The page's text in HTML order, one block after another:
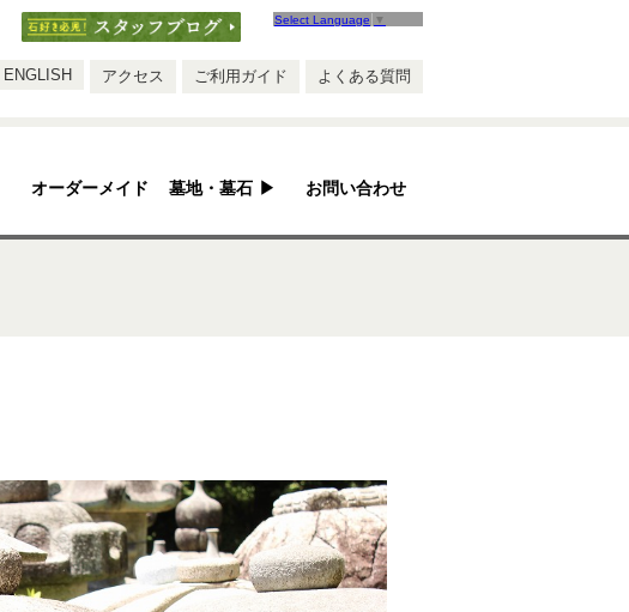
Select Language ▼
よくある質問
ご利用ガイド
アクセス
ENGLISH
オーダーメイド 墓地・墓石 ▶
安心ポイント
手作り五輪塔
永代供養
お問い合わせ